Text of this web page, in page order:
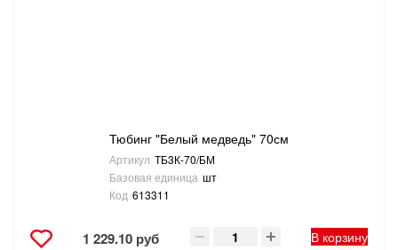
Тюбинг "Белый медведь" 70см
Артикул ТБ3К-70/БМ
Базовая единица шт
Код 613311
1 229.10 руб В корзину